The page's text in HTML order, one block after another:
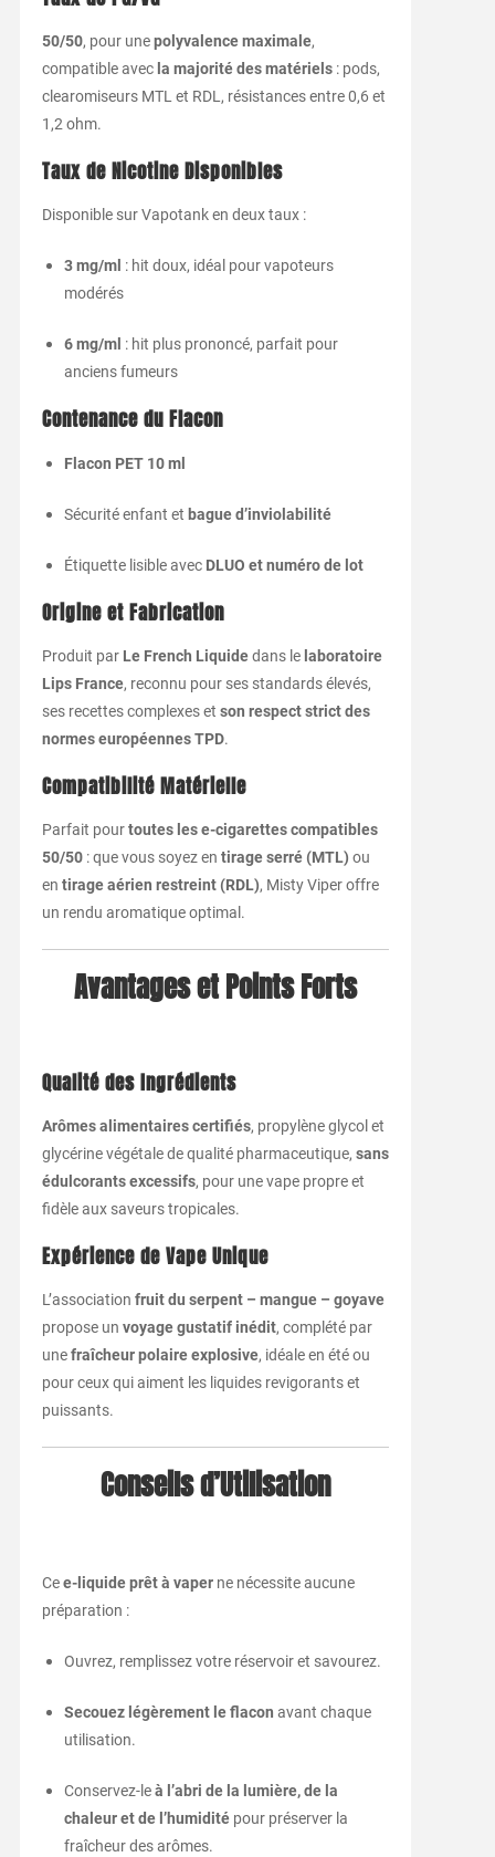
50/50, pour unepolyvalence maximale,
compatible avec la majorité des matériels: pods,
clearomiseurs MTL et RDL, résistances entre 0,6 et
1,2 ohm.
Taux de Nicotine Disponibles
Disponible sur Vapotank en deux taux :
3 mg/ml : hit doux, idéal pour vapoteurs
modérés
6 mg/ml : hit plus prononcé, parfait pour
anciens fumeurs
Contenance du Flacon
Flacon PET 10 ml
Sécurité enfant et bague d’inviolabilité
Étiquette lisible avec DLUO et numéro de lot
Origine et Fabrication
Produit par Le French Liquidedans le laboratoire
Lips France, reconnu pour ses standards élevés,
ses recettes complexes et son respect strict des
normes européennes TPD.
Compatibilité Matérielle
Parfait pourtoutes les e-cigarettes compatibles
50/50: que vous soyez en tirage serré (MTL) ou
en tirage aérien restreint (RDL), Misty Viper offre
un rendu aromatique optimal.
Avantages et Points Forts
Qualité des Ingrédients
Arômes alimentaires certifiés, propylène glycol et
glycérine végétale de qualité pharmaceutique, sans
édulcorants excessifs, pour une vape propre et
fidèle aux saveurs tropicales.
Expérience de Vape Unique
L’association fruit du serpent – mangue – goyave
propose un voyage gustatif inédit, complété par
unefraîcheur polaire explosive, idéale en été ou
pour ceux qui aiment les liquides revigorants et
puissants.
Conseils d’Utilisation
Cee-liquide prêt à vaperne nécessite aucune
préparation :
Ouvrez, remplissez votre réservoir et savourez.
Secouez légèrement le flacon avant chaque
utilisation.
Conservez-leà l’abri de la lumière, de la
chaleur et de l’humiditépour préserver la
fraîcheur des arômes.